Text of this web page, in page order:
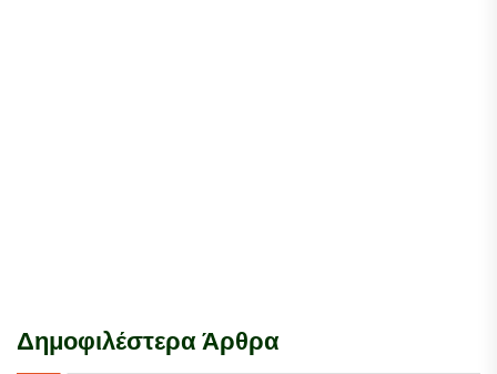
Δημοφιλέστερα Άρθρα